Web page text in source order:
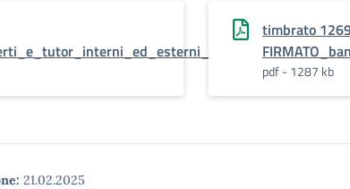
timbrato
pdf - 1287 kb
21.02.2025